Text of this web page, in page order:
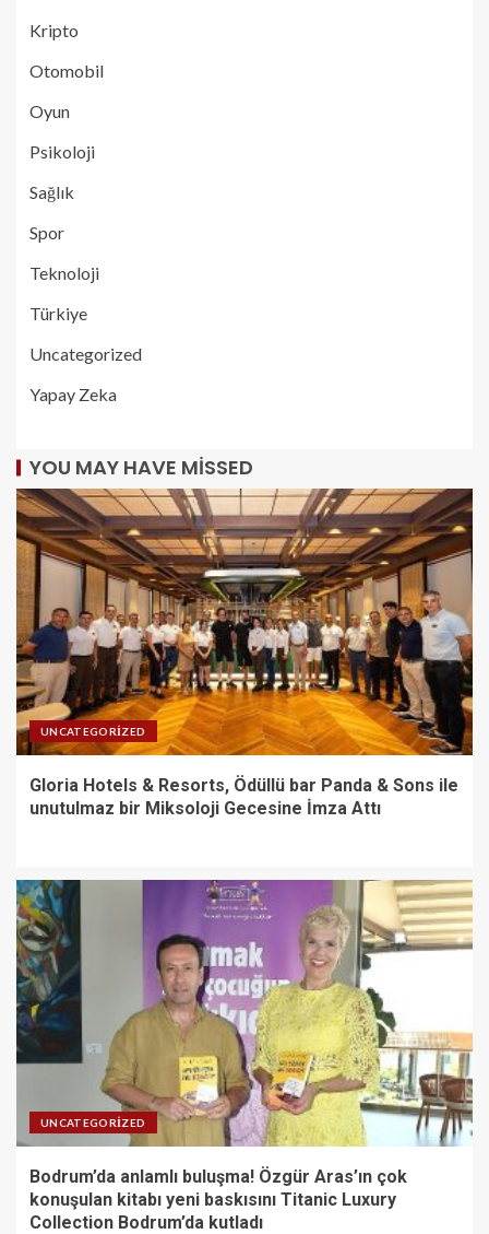
Kripto
Otomobil
Oyun
Psikoloji
Sağlık
Spor
Teknoloji
Türkiye
Uncategorized
Yapay Zeka
YOU MAY HAVE MISSED
UNCATEGORIZED
Gloria Hotels & Resorts, Ödüllü bar Panda & Sons ile
unutulmaz bir Miksoloji Gecesine İmza Attı
UNCATEGORIZED
Bodrum’da anlamlı buluşma! Özgür Aras’ın çok
konuşulan kitabı yeni baskısını Titanic Luxury
Collection Bodrum’da kutladı